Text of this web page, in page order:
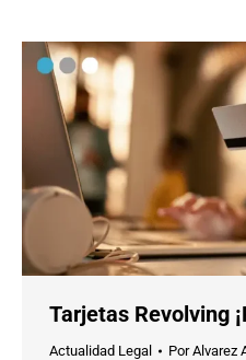
Tarjetas Revolving
Actualidad Legal PorAlvarez